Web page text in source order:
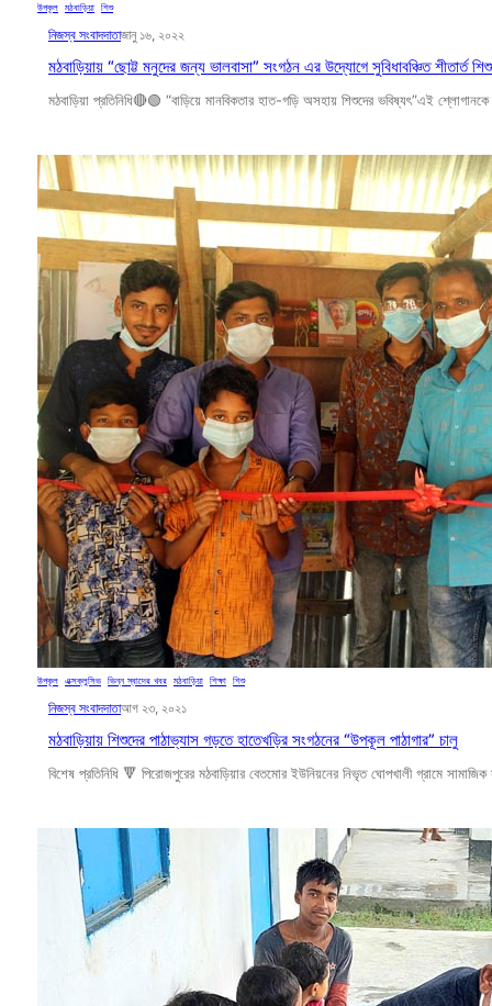
উপকূল মঠবাড়িয়া শিশু
নিজস্ব সংবাদদাতাজানু ১৬, ২০২২
মঠবাড়িয়ায় “ছোট্ট মনুদের জন্য ভালবাসা” সংগঠন এর উদ্যোগে সুবিধাবঞ্চিত শীতার্ত
মঠবাড়িয়া প্রতিনিধি🔴🟢 “বাড়িয়ে মানবিকতার হাত-গড়ি অসহায় শিশুদের ভবিষ্যৎ”এই
উপকূল এক্সক্লুসিভ ভিন্ন স্বাদের খবর মঠবাড়িয়া শিক্ষা শিশু
নিজস্ব সংবাদদাতাআগ ২৩, ২০২১
মঠবাড়িয়ায় শিশুদের পাঠাভ্যাস গড়তে হাতেখড়ির সংগঠনের “উপকূল পাঠাগার” চালু
বিশেষ প্রতিনিধি 🔻 পিরোজপুরের মঠবাড়িয়ার বেতমোর ইউনিয়নের নিভৃত ঘোপখালী গ্রামে